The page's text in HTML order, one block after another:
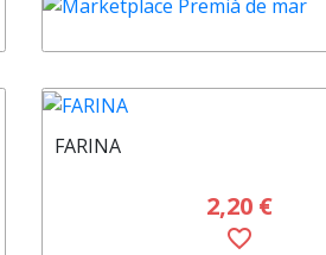
FARINA
2,20 €
favorite_border